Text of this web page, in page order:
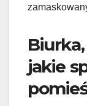
jakie